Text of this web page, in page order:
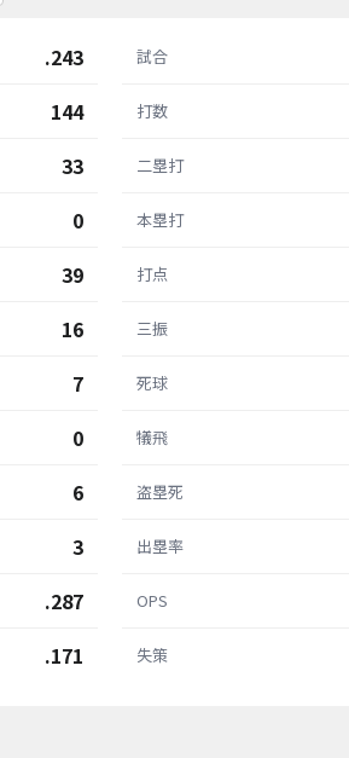
.243
144
33
0
39
16
7
0
6
3
.287
.171
試合
打数
二塁打
本塁打
打点
三振
死球
犠飛
盗塁死
出塁率
OPS
失策